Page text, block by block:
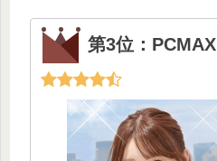
第3位：PCMAX